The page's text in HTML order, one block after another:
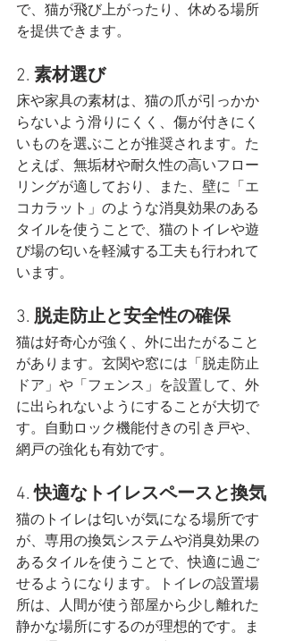
で、猫が飛び上がったり、休める場所
を提供できます。
2. 素材選び
床や家具の素材は、猫の爪が引っかか
らないよう滑りにくく、傷が付きにく
いものを選ぶことが推奨されます。た
とえば、無垢材や耐久性の高いフロー
リングが適しており、また、壁に「エ
コカラット」のような消臭効果のある
タイルを使うことで、猫のトイレや遊
び場の匂いを軽減する工夫も行われて
います​。
3. 脱走防止と安全性の確保
猫は好奇心が強く、外に出たがること
があります。玄関や窓には「脱走防止
ドア」や「フェンス」を設置して、外
に出られないようにすることが大切で
す。自動ロック機能付きの引き戸や、
網戸の強化も有効です​。
4. 快適なトイレスペースと換気
猫のトイレは匂いが気になる場所です
が、専用の換気システムや消臭効果の
あるタイルを使うことで、快適に過ご
せるようになります。トイレの設置場
所は、人間が使う部屋から少し離れた
静かな場所にするのが理想的です。ま